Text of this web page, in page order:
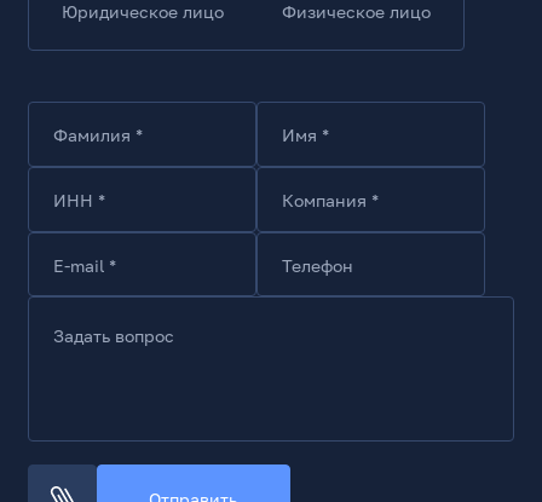
Юридическое лицо Физическое лицо
Фамилия * Имя *
ИНН * Компания *
E-mail * Телефон
Задать вопрос